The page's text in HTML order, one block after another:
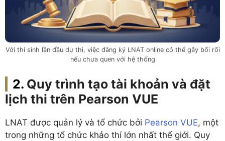
Với thí sinh lần đầu dự thi, việc đăng ký LNAT online có thể gây bối rối
nếu chưa quen với hệ thống
Quy trình tạo tài khoản và đặt
lịch thi trên Pearson VUE
LNAT được quản lý và tổ chức bởi Pearson VUE, một
trong những tổ chức khảo thí lớn nhất thế giới. Quy